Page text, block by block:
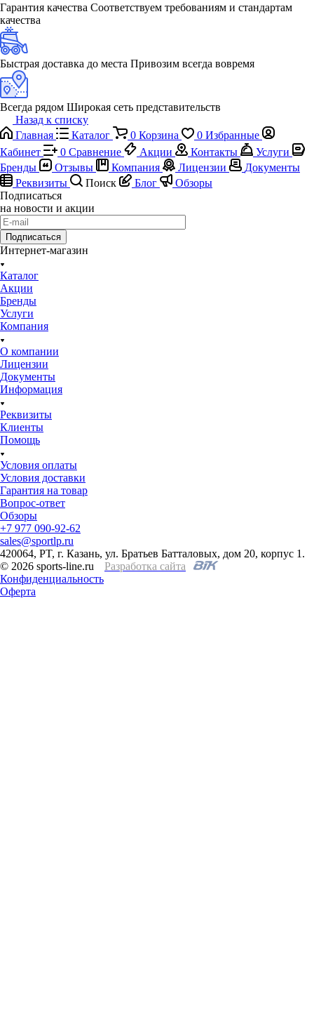
Гарантия качества Соответствуем требованиям и стандартам
качества
Быстрая доставка до места Привозим всегда вовремя
Всегда рядом Широкая сеть представительств
Назад к списку
Главная
Каталог 0 Корзина 0 Избранные
Кабинет
0 Сравнение Акции Контакты
Услуги
Бренды
Отзывы Компания Лицензии
Документы
Реквизиты
Поиск Блог
Обзоры
Подписаться
на новости и акции
Подписаться
Интернет-магазин
Каталог
Акции
Бренды
Услуги
Компания
О компании
Лицензии
Документы
Информация
Реквизиты
Клиенты
Помощь
Условия оплаты
Условия доставки
Гарантия на товар
Вопрос-ответ
Обзоры
+7 977 090-92-62
sales@sportlp.ru
420064, PT, г. Казань, ул. Братьев Батталовых, дом 20, корпус 1.
© 2026 sports-line.ru
Разработка сайта
Конфиденциальность
Оферта